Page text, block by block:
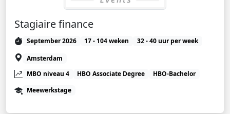
Stagiaire finance
September 2026 17 - 104 weken
32 - 40 uur per week
Amsterdam
MBO niveau 4
HBO Associate Degree
HBO-Bachelor
Meewerkstage